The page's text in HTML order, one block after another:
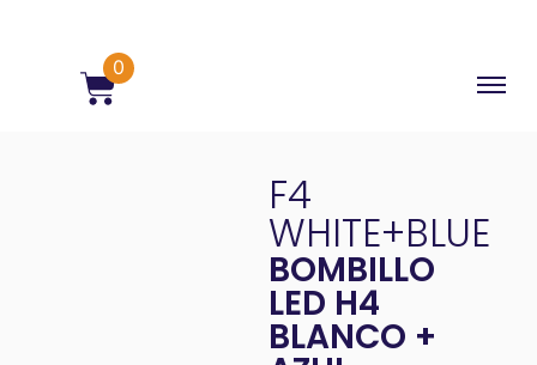
0
F4
WHITE+BLUE
BOMBILLO
LED H4
BLANCO +